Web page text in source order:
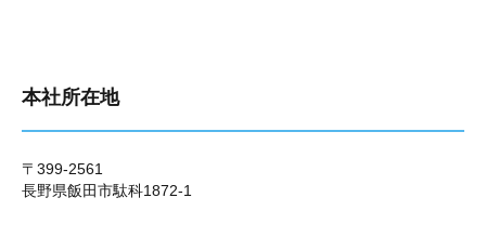
本社所在地
〒399-2561
長野県飯田市駄科1872-1